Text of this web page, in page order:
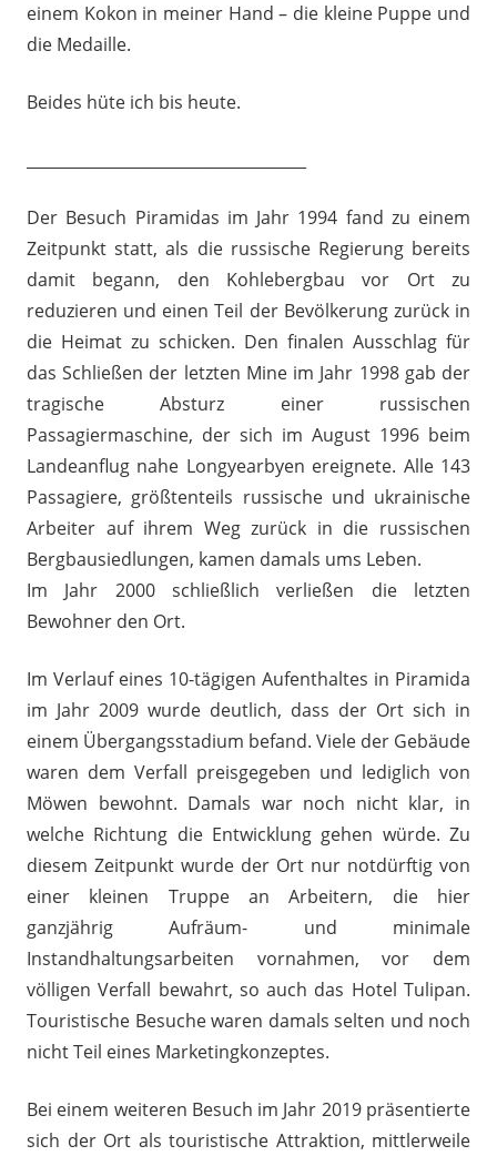
einem Kokon in meiner Hand – die kleine Puppe und
die Medaille.
Beides hüte ich bis heute.
Der Besuch Piramidas im Jahr 1994 fand zu einem
Zeitpunkt statt, als die russische Regierung bereits
damit begann, den Kohlebergbau vor Ort zu
reduzieren und einen Teil der Bevölkerung zurück in
die Heimat zu schicken. Den finalen Ausschlag für
das Schließen der letzten Mine im Jahr 1998 gab der
tragische Absturz einer russischen
Passagiermaschine, der sich im August 1996 beim
Landeanflug nahe Longyearbyen ereignete. Alle 143
Passagiere, größtenteils russische und ukrainische
Arbeiter auf ihrem Weg zurück in die russischen
Bergbausiedlungen, kamen damals ums Leben.
Im Jahr 2000 schließlich verließen die letzten
Bewohner den Ort.
Im Verlauf eines 10-tägigen Aufenthaltes in Piramida
im Jahr 2009 wurde deutlich, dass der Ort sich in
einem Übergangsstadium befand. Viele der Gebäude
waren dem Verfall preisgegeben und lediglich von
Möwen bewohnt. Damals war noch nicht klar, in
welche Richtung die Entwicklung gehen würde. Zu
diesem Zeitpunkt wurde der Ort nur notdürftig von
einer kleinen Truppe an Arbeitern, die hier
ganzjährig Aufräum- und minimale
Instandhaltungsarbeiten vornahmen, vor dem
völligen Verfall bewahrt, so auch das Hotel Tulipan.
Touristische Besuche waren damals selten und noch
nicht Teil eines Marketingkonzeptes.
Bei einem weiteren Besuch im Jahr 2019 präsentierte
sich der Ort als touristische Attraktion, mittlerweile